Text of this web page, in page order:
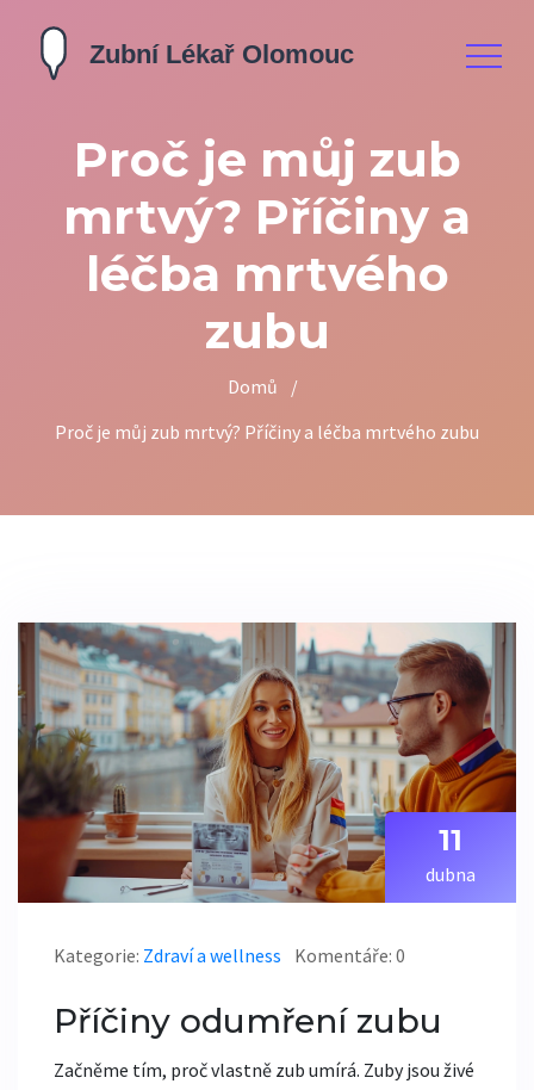
Proč je můj zub
mrtvý? Příčiny a
léčba mrtvého
zubu
Domů
/
Proč je můj zub mrtvý? Příčiny a léčba mrtvého zubu
11
dubna
Kategorie: Zdraví a wellness Komentáře: 0
Příčiny odumření zubu
Začněme tím, proč vlastně zub umírá. Zuby jsou živé